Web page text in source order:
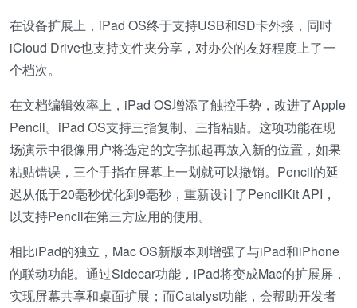
在设备扩展上，iPad OS终于支持USB和SD卡外接，同时
iCloud Drive也支持文件夹分享，对办公的友好程度上了一
个档次。
在文档编辑效率上，iPad OS增添了触控手势，改进了Apple
Pencil。iPad OS支持三指复制、三指粘贴。这项功能在现
场演示中很像用户将选定的文字抓起再放入新的位置，如果
粘贴错误，三个手指在屏幕上一划就可以撤销。Pencil的延
迟从低于20毫秒优化到9毫秒，重新设计了PencilKit API，
以支持Pencil在第三方应用的使用。
相比iPad的独立，Mac OS新版本则增强了与iPad和iPhone
的联动功能。通过Sidecar功能，iPad将变成Mac的扩展屏，
实现屏幕共享和桌面扩展；而Catalyst功能，会帮助开发者